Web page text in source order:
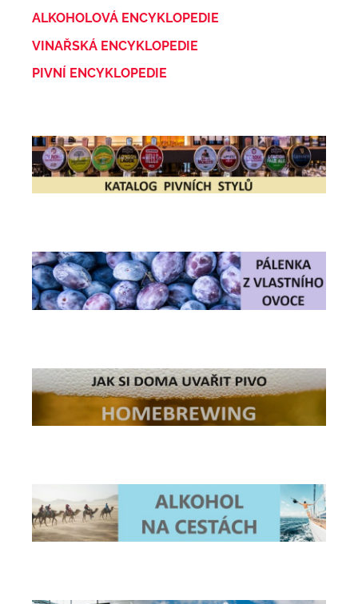
ALKOHOLOVÁ ENCYKLOPEDIE
VINAŘSKÁ ENCYKLOPEDIE
PIVNÍ ENCYKLOPEDIE